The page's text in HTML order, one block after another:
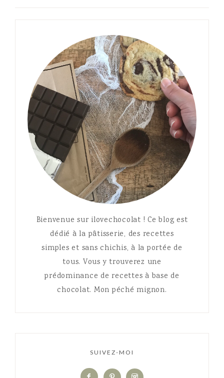
Bienvenue sur ilovechocolat ! Ce blog est
dédié à la pâtisserie, des recettes
simples et sans chichis, à la portée de
tous. Vous y trouverez une
prédominance de recettes à base de
chocolat. Mon péché mignon.
SUIVEZ-MOI